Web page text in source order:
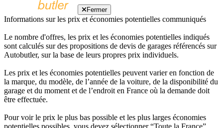
Fermer
Informations sur les prix et économies potentielles communiqués
Le nombre d'offres, les prix et les économies potentielles indiqués
sont calculés sur des propositions de devis de garages référencés sur
Autobutler, sur la base de leurs propres prix individuels.
Les prix et les économies potentielles peuvent varier en fonction de
la marque, du modèle, de l’année de la voiture, de la disponibilité du
garage et du moment et de l’endroit en France où la demande doit
être effectuée.
Pour voir le prix le plus bas possible et les plus larges économies
potentielles possibles, vous devez sélectionner “Toute la France”